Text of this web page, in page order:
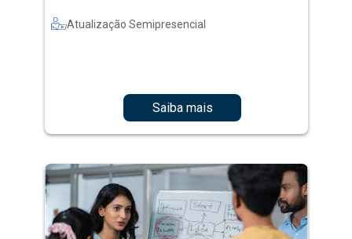
Atualização Semipresencial
Saiba mais